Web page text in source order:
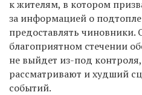
к жителям, в котором
за информацией о
предоставлять чиновники.
благоприятном стечении
не выйдет из-под
рассматривают ихудший
событий.